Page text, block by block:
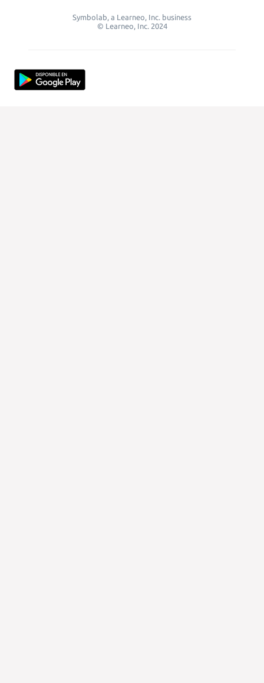
Symbolab, a Learneo, Inc. business
© Learneo, Inc. 2024